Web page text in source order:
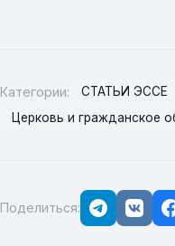
Категории: СТАТЬИ ЭССЕ
Церковь и гражданское
Поделиться: